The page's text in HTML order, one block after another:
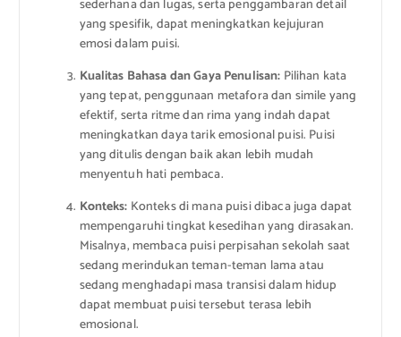
sederhana dan lugas, serta penggambaran detail
yang spesifik, dapat meningkatkan kejujuran
emosi dalam puisi.
Kualitas Bahasa dan Gaya Penulisan: Pilihan kata
yang tepat, penggunaan metafora dan simile yang
efektif, serta ritme dan rima yang indah dapat
meningkatkan daya tarik emosional puisi. Puisi
yang ditulis dengan baik akan lebih mudah
menyentuh hati pembaca.
Konteks: Konteks di mana puisi dibaca juga dapat
mempengaruhi tingkat kesedihan yang dirasakan.
Misalnya, membaca puisi perpisahan sekolah saat
sedang merindukan teman-teman lama atau
sedang menghadapi masa transisi dalam hidup
dapat membuat puisi tersebut terasa lebih
emosional.